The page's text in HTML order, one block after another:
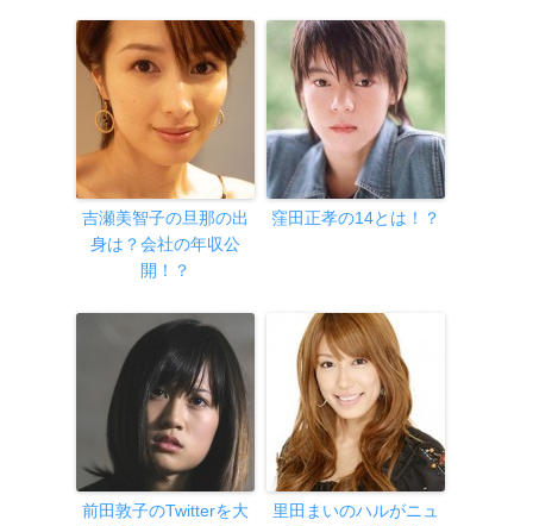
吉瀬美智子の旦那の出
身は？会社の年収公
開！？
窪田正孝の14とは！？
前田敦子のTwitterを大
里田まいのハルがニュ